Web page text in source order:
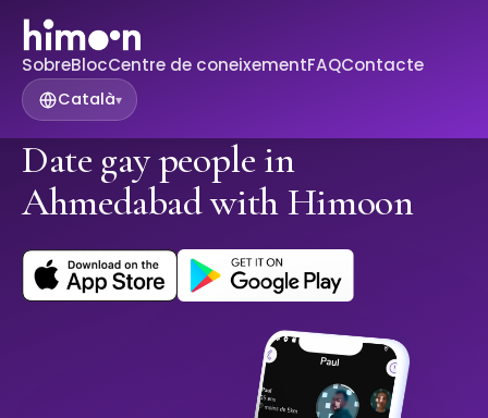
SobreBlocCentre de coneixementFAQContacte
Català▾
Date gay people in
Ahmedabad with Himoon